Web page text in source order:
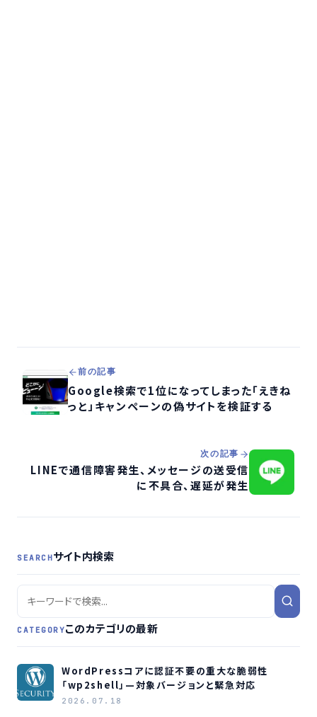
前の記事
Google検索で1位になってしまった「えきね
っと」キャンペーンの偽サイトを検証する
次の記事
LINEで通信障害発生、メッセージの送受信
に不具合、遅延が発生
SEARCHサイト内検索
CATEGORYこのカテゴリの最新
WordPressコアに認証不要の重大な脆弱性
「wp2shell」—対象バージョンと緊急対応
2026.07.18